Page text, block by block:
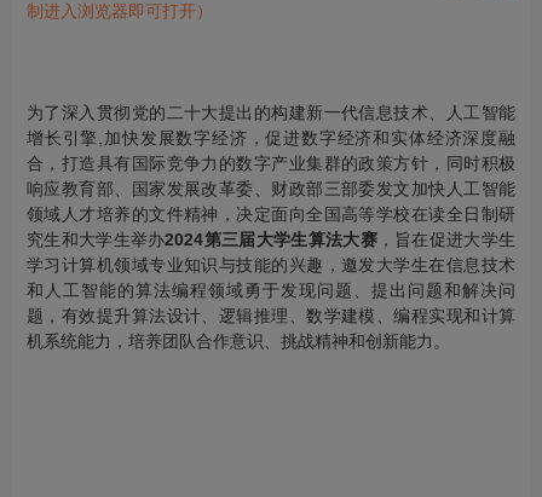
制进入浏览器即可打开）
为了深入贯彻党的二十大提出的构建新一代信息技术、人工智能
增长引擎,加快发展数字经济，促进数字经济和实体经济深度融
合，打造具有国际竞争力的数字产业集群的政策方针，同时积极
响应教育部、国家发展改革委、财政部三部委发文加快人工智能
领域人才培养的文件精神，决定面向全国高等学校在读全日制研
究生和大学生举办2024第三届大学生算法大赛，旨在促进大学生
学习计算机领域专业知识与技能的兴趣，邀发大学生在信息技术
和人工智能的算法编程领域勇于发现问题、提出问题和解决问
题，有效提升算法设计、逻辑推理、数学建模、编程实现和计算
机系统能力，培养团队合作意识、挑战精神和创新能力。